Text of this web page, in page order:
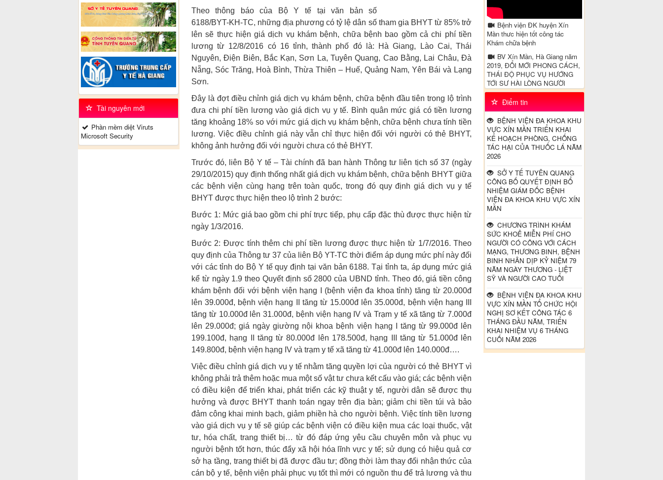
Tài nguyên mới
Phần mềm diệt Viruts
Microsoft Security
Theo thông báo của Bộ Y tế tại văn bản số
6188/BYT-KH-TC, những địa phương có tỷ lệ dân số tham gia BHYT từ 85% trở
lên sẽ thực hiện giá dịch vụ khám bệnh, chữa bệnh bao gồm cả chi phí tiền
lương từ 12/8/2016 có 16 tỉnh, thành phố đó là: Hà Giang, Lào Cai, Thái
Nguyên, Điện Biên, Bắc Kạn, Sơn La, Tuyên Quang, Cao Bằng, Lai Châu, Đà
Nẵng, Sóc Trăng, Hoà Bình, Thừa Thiên – Huế, Quảng Nam, Yên Bái và Lạng
Sơn.
Đây là đợt điều chỉnh giá dịch vụ khám bệnh, chữa bệnh đầu tiên trong lộ trình
đưa chi phí tiền lương vào giá dịch vụ y tế. Bình quân mức giá có tiền lương
tăng khoảng 18% so với mức giá dịch vụ khám bệnh, chữa bệnh chưa tính tiền
lương. Việc điều chỉnh giá này vẫn chỉ thực hiện đối với người có thẻ BHYT,
không ảnh hưởng đối với người chưa có thẻ BHYT.
Trước đó, liên Bộ Y tế – Tài chính đã ban hành Thông tư liên tịch số 37 (ngày
29/10/2015) quy định thống nhất giá dịch vụ khám bệnh, chữa bệnh BHYT giữa
các bệnh viện cùng hạng trên toàn quốc, trong đó quy định giá dịch vụ y tế
BHYT được thực hiện theo lộ trình 2 bước:
Bước 1: Mức giá bao gồm chi phí trực tiếp, phụ cấp đặc thù được thực hiện từ
ngày 1/3/2016.
Bước 2: Được tính thêm chi phí tiền lương được thực hiện từ 1/7/2016. Theo
quy định của Thông tư 37 của liên Bộ YT-TC thời điểm áp dụng mức phí này đối
với các tỉnh do Bộ Y tế quy định tại văn bản 6188. Tại tỉnh ta, áp dụng mức giá
kể từ ngày 1.9 theo Quyết định số 2800 của UBND tỉnh. Theo đó, giá tiền công
khám bệnh đối với bệnh viện hạng I (bệnh viện đa khoa tỉnh) tăng từ 20.000đ
lên 39.000đ, bệnh viện hạng II tăng từ 15.000đ lên 35.000đ, bệnh viện hạng III
tăng từ 10.000đ lên 31.000đ, bệnh viện hạng IV và Trạm y tế xã tăng từ 7.000đ
lên 29.000đ; giá ngày giường nội khoa bệnh viện hạng I tăng từ 99.000đ lên
199.100đ, hạng II tăng từ 80.000đ lên 178.500đ, hạng III tăng từ 51.000đ lên
149.800đ, bệnh viện hạng IV và trạm y tế xã tăng từ 41.000đ lên 140.000đ….
Việc điều chỉnh giá dịch vụ y tế nhằm tăng quyền lợi của người có thẻ BHYT vì
không phải trả thêm hoặc mua một số vật tư chưa kết cấu vào giá; các bệnh viện
có điều kiện để triển khai, phát triển các kỹ thuật y tế, người dân sẽ được thụ
hưởng và được BHYT thanh toán ngay trên địa bàn; giảm chi tiền túi và bảo
đảm công khai minh bạch, giảm phiền hà cho người bệnh. Việc tính tiền lương
vào giá dịch vụ y tế sẽ giúp các bệnh viện có điều kiện mua các loại thuốc, vật
tư, hóa chất, trang thiết bị… từ đó đáp ứng yêu cầu chuyên môn và phục vụ
người bệnh tốt hơn, thúc đẩy xã hội hóa lĩnh vực y tế; sử dụng có hiệu quả cơ
sở hạ tầng, trang thiết bị đã được đầu tư; đồng thời làm thay đổi nhận thức của
cán bộ y tế, bệnh viện phải phục vụ tốt thì mới có nguồn thu để trả lương và thu
Bệnh viện ĐK huyện Xín
Mần thưc hiện tốt công tác
Khám chữa bệnh
BV Xín Mần, Hà Giang năm
2019, ĐỔI MỚI PHONG CÁCH,
THÁI ĐỘ PHỤC VỤ HƯỚNG
TỚI SỰ HÀI LÒNG NGƯỜI
BỆNH
20 ca khúc hát về Hà Giang
Chăm sóc tre sơ sinh
Video truyền thông về bệnh
tăng huyết áp - Tại khoa Nội TH
- Bệnh viện đa khoa Xín Mần
Đường dây nong - Bộ Y tế
Điểm tin
BỆNH VIỆN ĐA KHOA KHU
VỰC XÍN MẦN TRIỂN KHAI
KẾ HOẠCH PHÒNG, CHỐNG
TÁC HẠI CỦA THUỐC LÁ NĂM
2026
SỞ Y TẾ TUYÊN QUANG
CÔNG BỐ QUYẾT ĐỊNH BỔ
NHIỆM GIÁM ĐỐC BỆNH
VIỆN ĐA KHOA KHU VỰC XÍN
MẦN
CHƯƠNG TRÌNH KHÁM
SỨC KHOẺ MIỄN PHÍ CHO
NGƯỜI CÓ CÔNG VỚI CÁCH
MẠNG, THƯƠNG BINH, BỆNH
BINH NHÂN DỊP KỶ NIỆM 79
NĂM NGÀY THƯƠNG - LIỆT
SỸ VÀ NGƯỜI CAO TUỔI
BỆNH VIỆN ĐA KHOA KHU
VỰC XÍN MẦN TỔ CHỨC HỘI
NGHỊ SƠ KẾT CÔNG TÁC 6
THÁNG ĐẦU NĂM, TRIỂN
KHAI NHIỆM VỤ 6 THÁNG
CUỐI NĂM 2026